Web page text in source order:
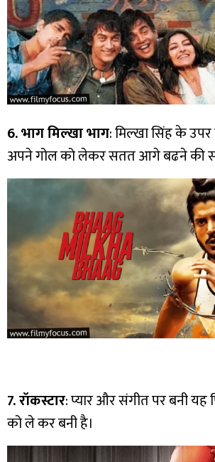
6. भाग मिल्खा भाग: मिल्खा सिंह के
अपने गोल को लेकर सतत आगे बढने की
7. रॉकस्टार: प्यार और संगीत पर बनी यह
को ले कर बनी है।